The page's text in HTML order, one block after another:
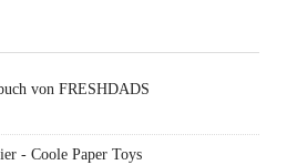
von FRESHDADS
- Coole Paper Toys